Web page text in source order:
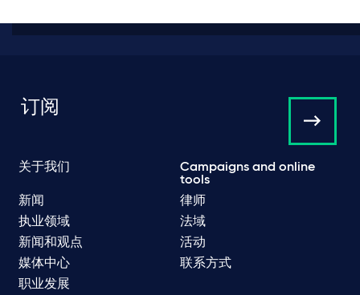
订阅
关于我们
Campaigns and online
tools
新闻
律师
执业领域
法域
新闻和观点
活动
媒体中心
联系方式
职业发展